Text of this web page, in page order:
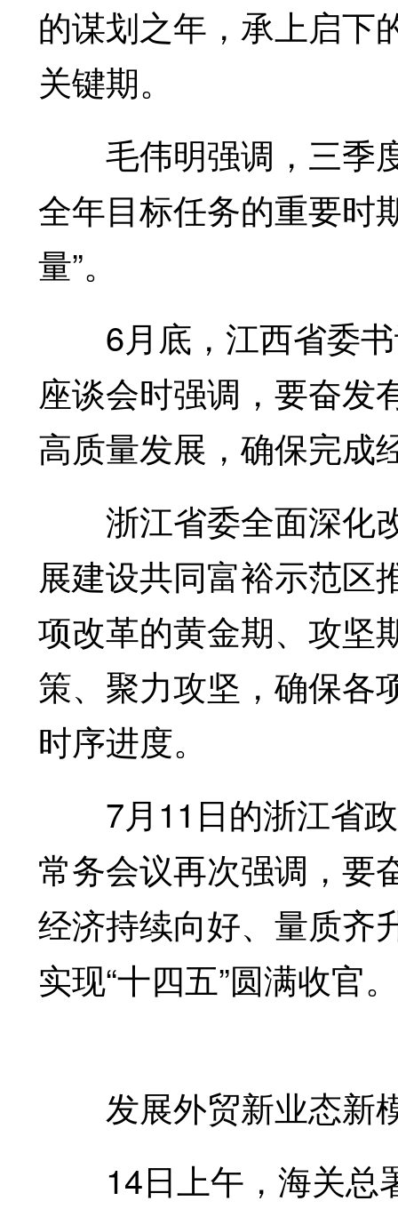
的谋划之年，承上启下
关键期。
毛伟明强调，三季
全年目标任务的重要时
量”。
6月底，江西省委书
座谈会时强调，要奋发
高质量发展，确保完成
浙江省委全面深化
展建设共同富裕示范区
项改革的黄金期、攻坚
策、聚力攻坚，确保各
时序进度。
7月11日的浙江省政
常务会议再次强调，要
经济持续向好、量质齐
实现“十四五”圆满收官。
发展外贸新业态新
14日上午，海关总